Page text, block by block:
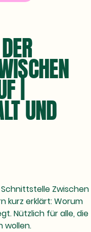
|
UND
Zwischen
kurz erklärt: Worum
Nützlich für alle, die
wollen.